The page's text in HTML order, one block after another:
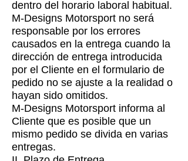
dentro del horario laboral habitual.
M-Designs Motorsport no será
responsable por los errores
causados en la entrega cuando la
dirección de entrega introducida
por el Cliente en el formulario de
pedido no se ajuste a la realidad o
hayan sido omitidos.
M-Designs Motorsport informa al
Cliente que es posible que un
mismo pedido se divida en varias
entregas.